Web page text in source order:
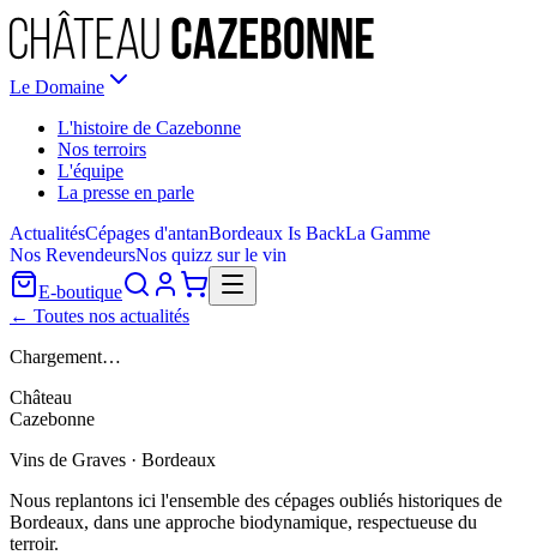
Le Domaine
L'histoire de Cazebonne
Nos terroirs
L'équipe
La presse en parle
ActualitésCépages d'antanBordeaux Is BackLa Gamme
Nos RevendeursNos quizz sur le vin
E-boutique
← Toutes nos actualités
Chargement…
Château
Cazebonne
Vins de Graves · Bordeaux
Nous replantons ici l'ensemble des cépages oubliés historiques de
Bordeaux, dans une approche biodynamique, respectueuse du
terroir.